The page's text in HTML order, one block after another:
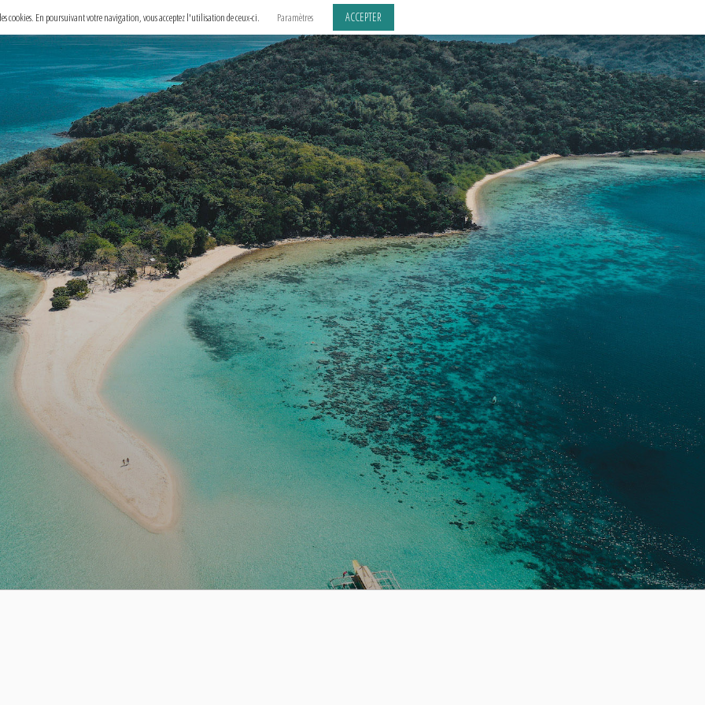
cookies. En poursuivant votre navigation, vous acceptez l'utilisation de ceux-ci. Paramètres ACCEPTER